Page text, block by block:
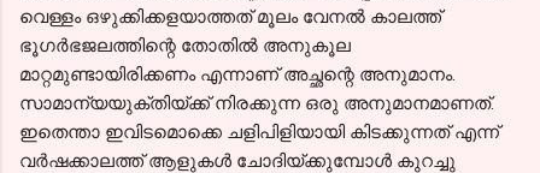
വെള്ളം ഒഴുക്കിക്കളയാത്തത് മൂലം വേനൽ കാലത്ത്
ഭൂഗർഭജലത്തിന്റെ തോതിൽ അനുകൂല
മാറ്റമുണ്ടായിരിക്കണം എന്നാണ് അച്ഛന്റെ അനുമാനം.
സാമാന്യയുക്തിയ്ക്ക് നിരക്കുന്ന ഒരു അനുമാനമാണത്.
ഇതെന്താ ഇവിടമൊക്കെ ചളിപിളിയായി കിടക്കുന്നത് എന്ന്
വർഷക്കാലത്ത് ആളുകൾ ചോദിയ്ക്കുമ്പോൾ കുറച്ചു